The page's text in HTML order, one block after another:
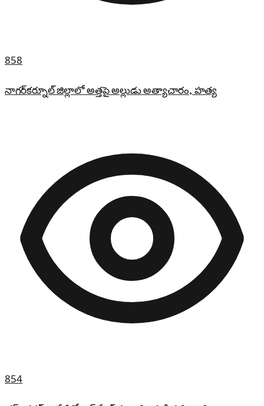
858
నాగర్‌కర్నూల్ జిల్లాలో అత్తపై అల్లుడు అత్యాచారం, హత్య
854